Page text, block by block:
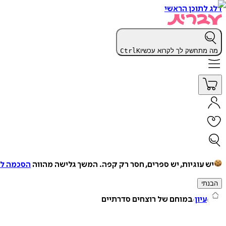
דלג לתוכן הראשי
מה מתחשק לך לקרוא עכשיו CtrlK
יש עוגיות, יש ספרים, חסר רק קפה. המשך גלישה מהווה הסכמה
הבנתי
עיון במוחם של רוצחים סדרתיים